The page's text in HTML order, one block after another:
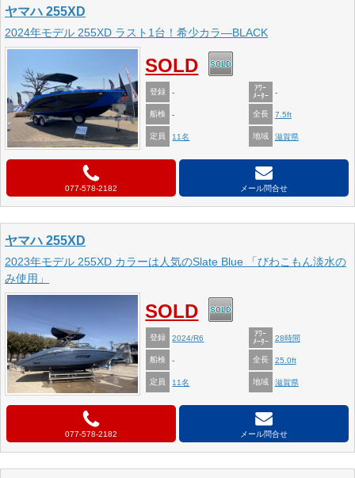
ヤマハ 255XD
2024年モデル 255XD ラスト1台！希少カラ―BLACK
SOLD
登録 -
ｱﾜｰ
ﾒｰﾀｰ
-
船検 - 全長 7.5ft
定員 11名 地域 滋賀県
077-578-2182 メール問合せ
ヤマハ 255XD
2023年モデル 255XD カラーは人気のSlate Blue 「びわこもん淡水の
み使用」
SOLD
登録 2024/R6
ｱﾜｰ
ﾒｰﾀｰ
28時間
船検 - 全長 25.0ft
定員 11名 地域 滋賀県
077-578-2182 メール問合せ